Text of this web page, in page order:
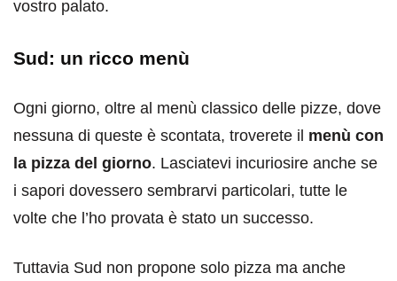
vostro palato.
Sud: un ricco menù
Ogni giorno, oltre al menù classico delle pizze, dove
nessuna di queste è scontata, troverete il menù con
la pizza del giorno. Lasciatevi incuriosire anche se
i sapori dovessero sembrarvi particolari, tutte le
volte che l’ho provata è stato un successo.
Tuttavia Sud non propone solo pizza ma anche